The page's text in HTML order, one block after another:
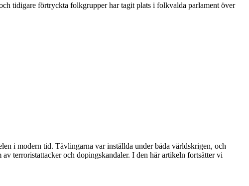
tidigare förtryckta folkgrupper har tagit plats i folkvalda parlament över
i modern tid. Tävlingarna var inställda under båda världskrigen, och
terroristattacker och dopingskandaler. I den här artikeln fortsätter vi